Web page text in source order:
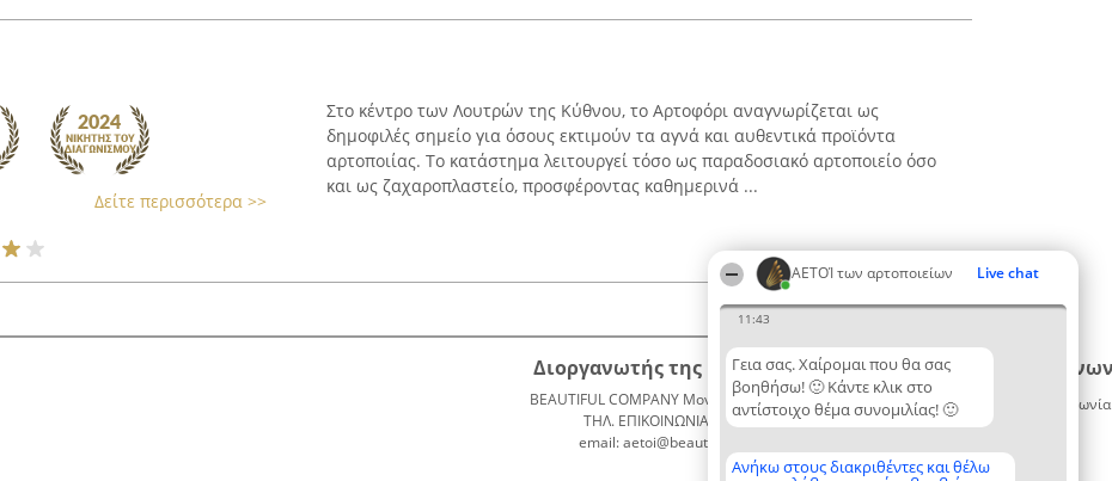
ΑΕΤΟΊ των αρτοποιείων Live chat
11:43
Γεια σας. Χαίρομαι που θα σας
βοηθήσω! 🙂 Κάντε κλικ στο
αντίστοιχο θέμα συνομιλίας! 🙂
Ανήκω στους διακριθέντες και θέλω
Δείτε περισσότερα >>
Στο κέντρο των Λουτρών της Κύθνου, το Αρτοφόρι αναγνωρίζεται ως
δημοφιλές σημείο για όσους εκτιμούν τα αγνά και αυθεντικά προϊόντα
αρτοποιίας. Το κατάστημα λειτουργεί τόσο ως παραδοσιακό αρτοποιείο όσο
και ως ζαχαροπλαστείο, προσφέροντας καθημερινά ...
Διοργανωτής της κατάταξης
BEAUTIFUL COMPANY Μονοπρόσωπη ΙΚΕ
ΤΗΛ. ΕΠΙΚΟΙΝΩΝΙΑΣ: 2104128019
email: aetoi@beautifulcompany.co
Κατάταξη
Διακριθέντες
Λίστα
διακριθέντων
Επικοινωνία